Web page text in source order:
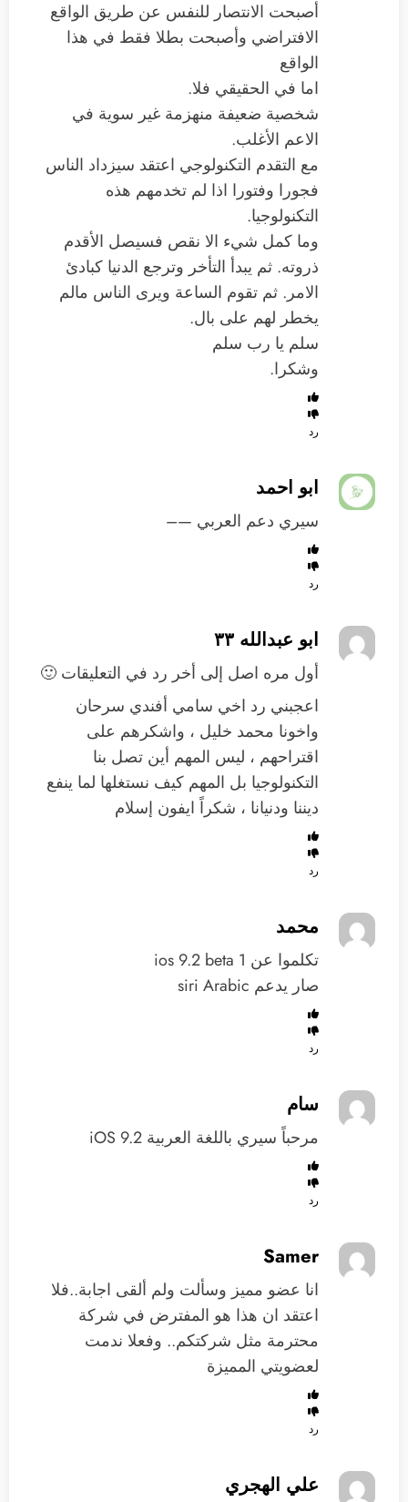
أصبحت الانتصار للنفس عن طريق الواقع
الافتراضي وأصبحت بطلا فقط في هذا
الواقع
اما في الحقيقي فلا.
شخصية ضعيفة منهزمة غير سوية في
الاعم الأغلب.
مع التقدم التكنولوجي اعتقد سيزداد الناس
فجورا وفتورا اذا لم تخدمهم هذه
التكنولوجيا.
وما كمل شيء الا نقص فسيصل الأقدم
ذروته. ثم يبدأ التأخر وترجع الدنيا كبادئ
الامر. ثم تقوم الساعة ويرى الناس مالم
يخطر لهم على بال.
سلم يا رب سلم
وشكرا.
رد
ابو احمد
سيري دعم العربي —–
رد
ابو عبدالله ٣٣
أول مره اصل إلى أخر رد في التعليقات 🙂
اعجبني رد اخي سامي أفندي سرحان
واخونا محمد خليل ، واشكرهم على
اقتراحهم ، ليس المهم أين تصل بنا
التكنولوجيا بل المهم كيف نستغلها لما ينفع
ديننا ودنيانا ، شكراً ايفون إسلام
رد
محمد
تكلموا عن ios 9.2 beta 1
صار يدعم siri Arabic
رد
سام
مرحباً سيري باللغة العربية iOS 9.2
رد
Samer
انا عضو مميز وسألت ولم ألقى اجابة..فلا
اعتقد ان هذا هو المفترض في شركة
محترمة مثل شركتكم.. وفعلا ندمت
لعضويتي المميزة
رد
علي الهجري